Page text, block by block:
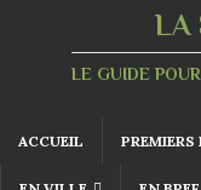
LA
LE GUIDE
ACCUEIL PREMIERS